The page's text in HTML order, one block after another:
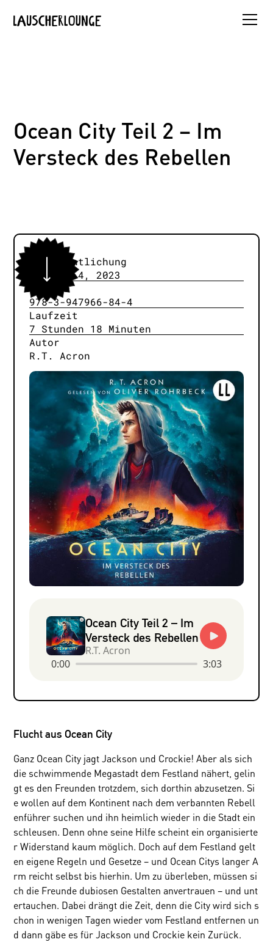
Ocean City Teil 2 – Im
Versteck des Rebellen
Flucht aus Ocean City
Ganz Ocean City jagt Jackson und Crockie! Aber als sich
die schwimmende Megastadt dem Festland nähert, gelin
gt es den Freunden trotzdem, sich dorthin abzusetzen. Si
e wollen auf dem Kontinent nach dem verbannten Rebell
enführer suchen und ihn heimlich wieder in die Stadt ein
schleusen. Denn ohne seine Hilfe scheint ein organisierte
r Widerstand kaum möglich. Doch auf dem Festland gelt
en eigene Regeln und Gesetze – und Ocean Citys langer A
rm reicht selbst bis hierhin. Um zu überleben, müssen si
ch die Freunde dubiosen Gestalten anvertrauen – und unt
ertauchen. Dabei drängt die Zeit, denn die City wird sich s
chon in wenigen Tagen wieder vom Festland entfernen un
d dann gäbe es für Jackson und Crockie kein Zurück.
Veröffentlichung
October 4, 2023
978-3-947966-84-4
Laufzeit
7 Stunden 18 Minuten
Autor
R.T. Acron
Ocean City Teil 2 – Im
Versteck des Rebellen
R.T. Acron
0:00
3:03